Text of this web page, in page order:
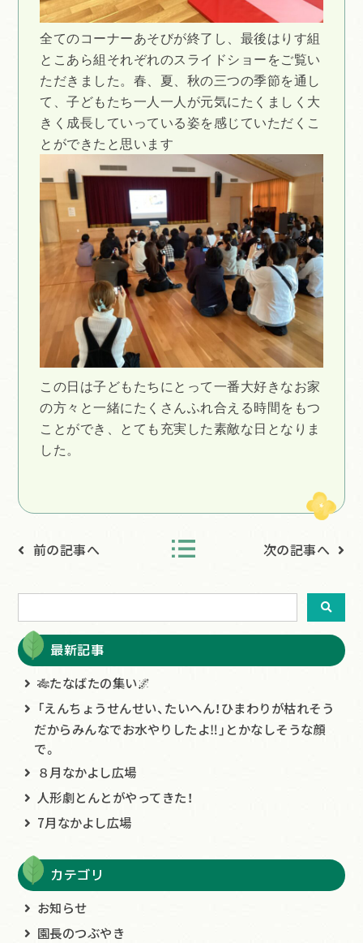
全てのコーナーあそびが終了し、最後はりす組
とこあら組それぞれのスライドショーをご覧い
ただきました。春、夏、秋の三つの季節を通し
て、子どもたち一人一人が元気にたくましく大
きく成長していっている姿を感じていただくこ
とができたと思います
この日は子どもたちにとって一番大好きなお家
の方々と一緒にたくさんふれ合える時間をもつ
ことができ、とても充実した素敵な日となりま
した。
前の記事へ 次の記事へ
最新記事
🎋たなばたの集い🌌
「えんちょうせんせい、たいへん！ひまわりが枯れそう
だからみんなでお水やりしたよ‼」とかなしそうな顔
で。
８月なかよし広場
人形劇とんとがやってきた！
7月なかよし広場
カテゴリ
お知らせ
園長のつぶやき